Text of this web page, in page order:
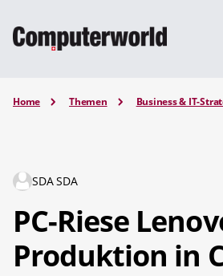
Home Themen Business & IT-
SDA SDA
PC-Riese
Produktion in